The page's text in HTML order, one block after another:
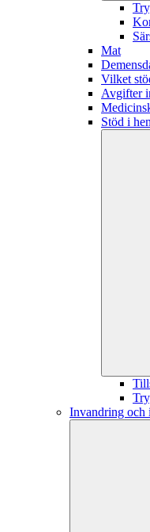
Mat
Vilket
Avgifter
Stöd i
Invandring och